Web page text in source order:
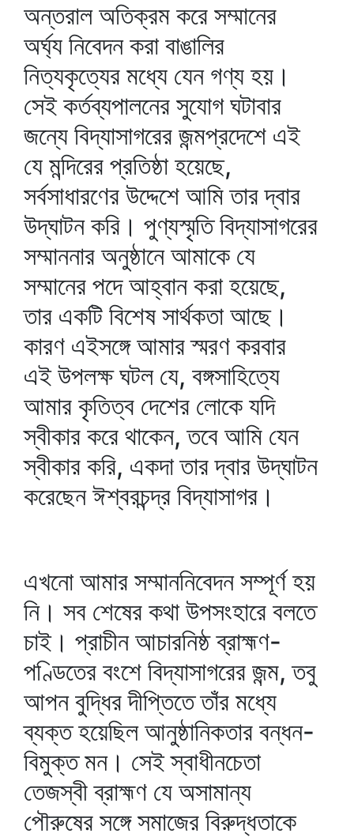
অন্তরাল অতিক্রম করে সম্মানের
অর্ঘ্য নিবেদন করা বাঙালির
নিত্যকৃত্যের মধ্যে যেন গণ্য হয়।
সেই কর্তব্যপালনের সুযোগ ঘটাবার
জন্যে বিদ্যাসাগরের জন্মপ্রদেশে এই
যে মন্দিরের প্রতিষ্ঠা হয়েছে,
সর্বসাধারণের উদ্দেশে আমি তার দ্বার
উদ্‌ঘাটন করি। পুণ্যস্মৃতি বিদ্যাসাগরের
সম্মাননার অনুষ্ঠানে আমাকে যে
সম্মানের পদে আহ্বান করা হয়েছে,
তার একটি বিশেষ সার্থকতা আছে।
কারণ এইসঙ্গে আমার স্মরণ করবার
এই উপলক্ষ ঘটল যে, বঙ্গসাহিত্যে
আমার কৃতিত্ব দেশের লোকে যদি
স্বীকার করে থাকেন, তবে আমি যেন
স্বীকার করি, একদা তার দ্বার উদ্‌ঘাটন
করেছেন ঈশ্বরচন্দ্র বিদ্যাসাগর।
এখনো আমার সম্মাননিবেদন সম্পূর্ণ হয়
নি। সব শেষের কথা উপসংহারে বলতে
চাই। প্রাচীন আচারনিষ্ঠ ব্রাহ্মণ-
পণ্ডিতের বংশে বিদ্যাসাগরের জন্ম, তবু
আপন বুদ্ধির দীপ্তিতে তাঁর মধ্যে
ব্যক্ত হয়েছিল আনুষ্ঠানিকতার বন্ধন-
বিমুক্ত মন। সেই স্বাধীনচেতা
তেজস্বী ব্রাহ্মণ যে অসামান্য
পৌরুষের সঙ্গে সমাজের বিরুদ্ধতাকে